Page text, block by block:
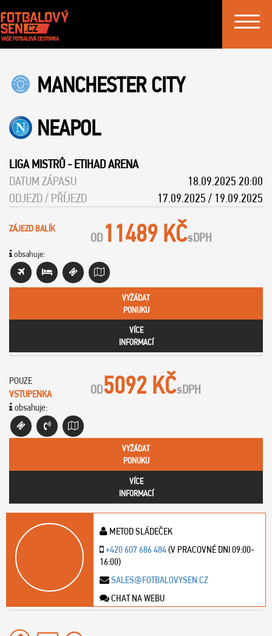
Toggle
MANCHESTER CITY
NEAPOL
LIGA MISTRŮ -ETIHAD ARENA
DATUM ZÁPASU
18.09.2025 20:00
ODJEZD / PŘÍJEZD
17.09.2025 / 19.09.2025
ZÁJEZD BALÍK
obsahuje:
OD 11489 KČsDPH
VYŽÁDAT
PONUKU
VÍCE
INFORMACÍ
POUZE
VSTUPENKA
obsahuje:
OD5092 KČsDPH
VYŽÁDAT
PONUKU
VÍCE
INFORMACÍ
METOD SLÁDEČEK
+420 607 686 484(V PRACOVNÉ DNI 09:00-
16:00)
SALES@FOTBALOVYSEN.CZ
CHAT NA WEBU